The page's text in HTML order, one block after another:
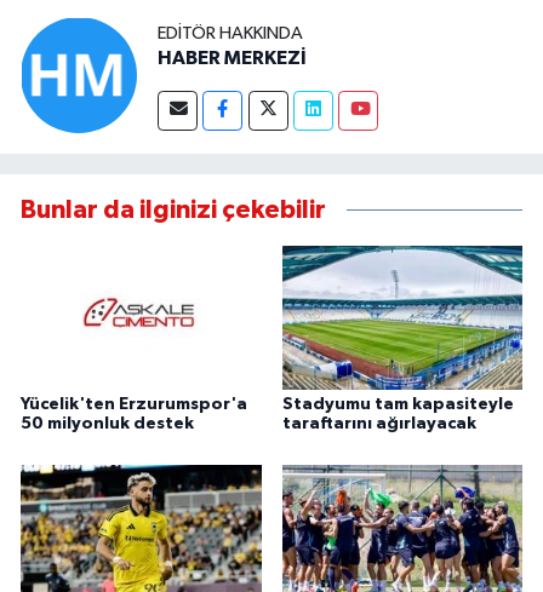
EDITÖR HAKKINDA
HABER MERKEZİ
Bunlar da ilginizi çekebilir
Yücelik'ten Erzurumspor'a
50 milyonluk destek
Stadyumu tam kapasiteyle
taraftarını ağırlayacak